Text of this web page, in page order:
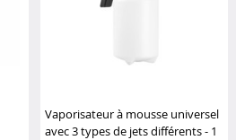
Vaporisateur à mousse universel
avec 3 types de jets différents - 1